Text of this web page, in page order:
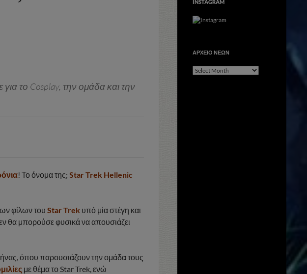
το Cosplay, την ομάδα και την
! Το όνομα της; Star Trek Hellenic
φίλων του Star Trek υπό μία στέγη και
θα μπορούσε φυσικά να απουσιάζει
όπου παρουσιάζουν την ομάδα τους
με θέμα το Star Trek, ενώ
INSTAGRAM
ΑΡΧΕΙΟ ΝΕΩΝ
ΑΡΧΕΙΟ